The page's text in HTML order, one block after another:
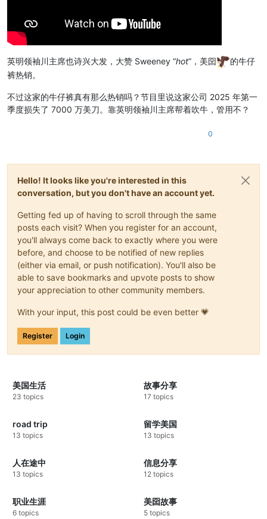
英明领袖川主席也诗兴大发，大赞 Sweeney “hot”，美囶
的牛仔
裤热销。
不过这家的牛仔裤真有那么热销吗？节目里说这家公司 2025 年第一
季度损失了 7000 万美刀。靠英明领袖川主席帮着吹牛，管用不？
0
Hello! It looks like you're interested in this
conversation, but you don't have an account yet.
Getting fed up of having to scroll through the same
posts each visit? When you register for an account,
you'll always come back to exactly where you were
before, and choose to be notified of new replies
(either via email, or push notification). You'll also be
able to save bookmarks and upvote posts to show
your appreciation to other community members.
With your input, this post could be even better 💗
Register Login
美国生活
23 topics
故事分享
17 topics
road trip
13 topics
留学美国
13 topics
人在途中
13 topics
信息分享
12 topics
职业生涯
6 topics
美囶故事
5 topics